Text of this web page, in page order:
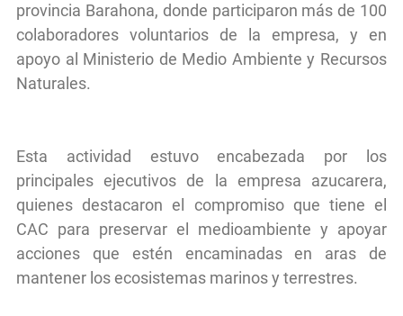
provincia Barahona, donde participaron más de 100
colaboradores voluntarios de la empresa, y en
apoyo al Ministerio de Medio Ambiente y Recursos
Naturales.
Esta actividad estuvo encabezada por los
principales ejecutivos de la empresa azucarera,
quienes destacaron el compromiso que tiene el
CAC para preservar el medioambiente y apoyar
acciones que estén encaminadas en aras de
mantener los ecosistemas marinos y terrestres.